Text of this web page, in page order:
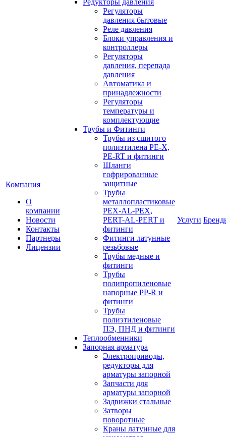
Компания
О
компании
Новости
Контакты
Партнеры
Лицензии
Редукторы давления
Регуляторы
давления бытовые
Реле давления
Блоки управления и
контроллеры
Регуляторы
давления, перепада
давления
Автоматика и
принадлежности
Регуляторы
температуры и
комплектующие
Трубы и Фитинги
Трубы из сшитого
полиэтилена PE-X,
PE-RT и фитинги
Шланги
гофрированные
защитные
Трубы
металлопластиковые
PEX-AL-PEX,
PERT-AL-PERT и
фитинги
Фитинги латунные
резьбовые
Трубы медные и
фитинги
Трубы
полипропиленовые
напорные PP-R и
фитинги
Трубы
полиэтиленовые
ПЭ, ПНД и фитинги
Теплообменники
Запорная арматура
Электроприводы,
редукторы для
арматуры запорной
Запчасти для
арматуры запорной
Задвижки стальные
Затворы
поворотные
Краны латунные для
Услуги